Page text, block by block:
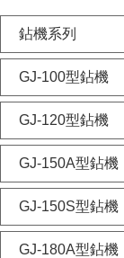
鉆機系列
GJ-100型鉆機
GJ-120型鉆機
GJ-150A型鉆機
GJ-150S型鉆機
GJ-180A型鉆機